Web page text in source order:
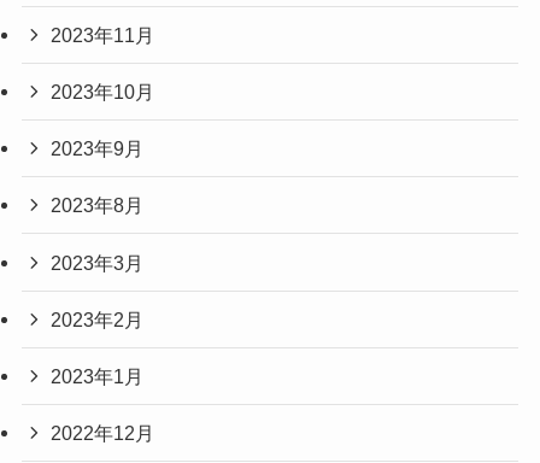
2023年11月
2023年10月
2023年9月
2023年8月
2023年3月
2023年2月
2023年1月
2022年12月